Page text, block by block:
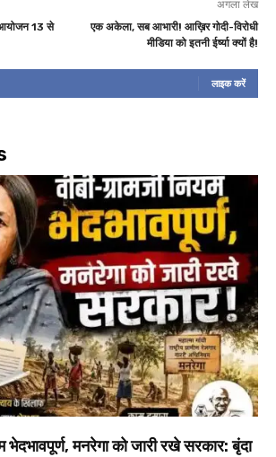
आयोजन 13 से
अगला लेख
एक अकेला, सब आभारी! आख़िर गोदी-विरोधी
मीडिया को इतनी ईर्ष्या क्यों है!
लाइक करें
भेदभावपूर्ण, मनरेगा को जारी रखे सरकार: बृंदा